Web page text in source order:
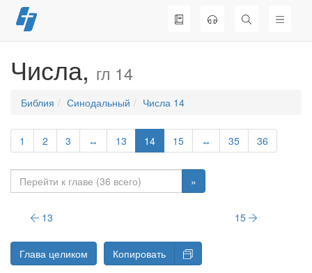
Перейти
к
Числа, гл 14
Библия Синодальный Числа 14
1 2 3 ↔ 13 14 15 ↔ 35 36
»
13 15
Глава целиком Копировать